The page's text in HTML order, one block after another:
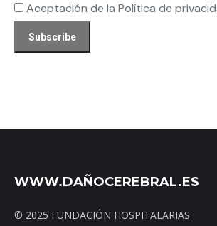
Aceptación de la Política de
WWW.DAÑOCEREBRAL.ES
© 2025 FUNDACIÓN HOSPITALARIAS